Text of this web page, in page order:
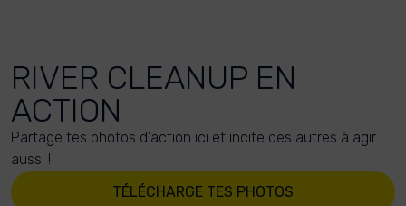
RIVER CLEANUP EN
ACTION
Partage tes photos d'action ici et incite des autres à agir
aussi !
TÉLÉCHARGE TES PHOTOS